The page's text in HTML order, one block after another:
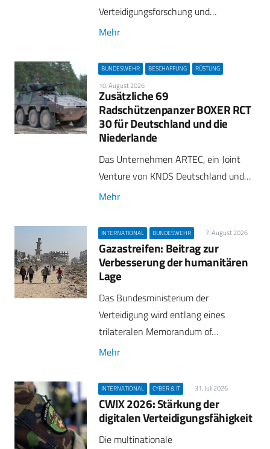
Verteidigungsforschung und…
Mehr
BUNDESWEHR BESCHAFFUNG RÜSTUNG
10. August 2026
Zusätzliche 69
Radschützenpanzer BOXER RCT
30 für Deutschland und die
Niederlande
Das Unternehmen ARTEC, ein Joint
Venture von KNDS Deutschland und…
Mehr
INTERNATIONAL BUNDESWEHR 7. August 2026
Gazastreifen: Beitrag zur
Verbesserung der humanitären
Lage
Das Bundesministerium der
Verteidigung wird entlang eines
trilateralen Memorandum of…
Mehr
INTERNATIONAL CYBER & IT 31. Juli 2026
CWIX 2026: Stärkung der
digitalen Verteidigungsfähigkeit
Die multinationale